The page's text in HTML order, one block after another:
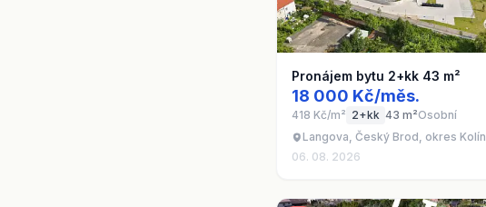
Pronájem bytu 2+kk 43 m²
18 000 Kč/měs.
418 Kč/m² 2+kk 43 m²Osobní
Langova, Český Brod, okres Kolín
06. 08. 2026